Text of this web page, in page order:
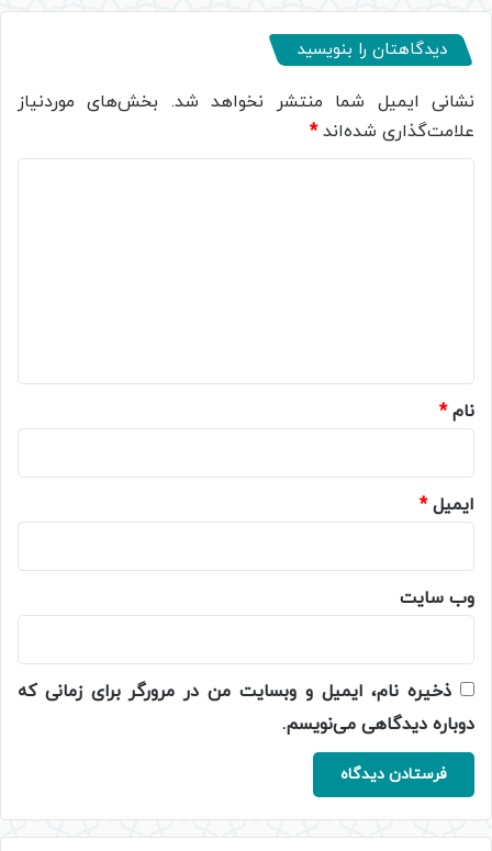
دیدگاهتان را بنویسید
نشانی ایمیل شما منتشر نخواهد شد. بخش‌های موردنیاز
علامت‌گذاری شده‌اند*
نام*
ایمیل*
وب‌ سایت
ذخیره نام، ایمیل و وبسایت من در مرورگر برای زمانی که
دوباره دیدگاهی می‌نویسم.